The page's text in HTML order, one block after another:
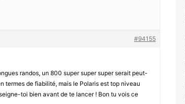
#94155
randos, un 800 super super super serait peut-
termes de fiabilité, mais le Polaris est top niveau
toi bien avant de te lancer ! Bon tu vois ce